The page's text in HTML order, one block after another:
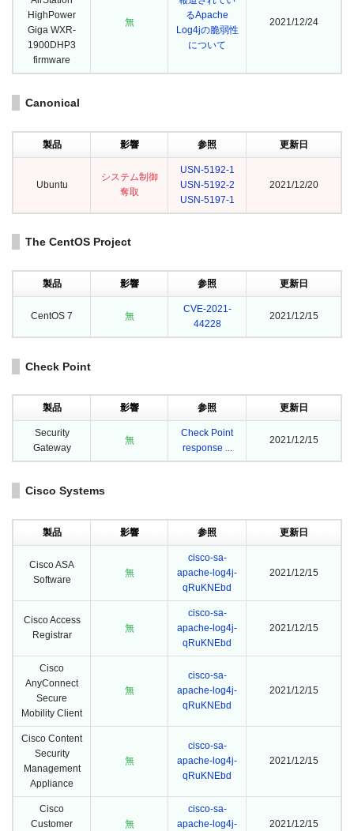
HighPower
Giga WXR-
1900DHP3
firmware
無
るApache
Log4jの脆弱性
について
2021/12/24
Canonical
製品 影響 参照 更新日
Ubuntu
システム制御
奪取
USN-5192-1
USN-5192-2
USN-5197-1
2021/12/20
The CentOS Project
製品 影響 参照 更新日
CentOS 7 無
CVE-2021-
44228
2021/12/15
Check Point
製品 影響 参照 更新日
Security
Gateway
無
Check Point
response ...
2021/12/15
Cisco Systems
製品 影響 参照 更新日
Cisco ASA
Software
無
cisco-sa-
apache-log4j-
qRuKNEbd
2021/12/15
Cisco Access
Registrar
無
cisco-sa-
apache-log4j-
qRuKNEbd
2021/12/15
Cisco
AnyConnect
Secure
Mobility Client
無
cisco-sa-
apache-log4j-
qRuKNEbd
2021/12/15
Cisco Content
Security
Management
Appliance
無
cisco-sa-
apache-log4j-
qRuKNEbd
2021/12/15
Cisco
Customer
無
cisco-sa-
apache-log4j-
2021/12/15